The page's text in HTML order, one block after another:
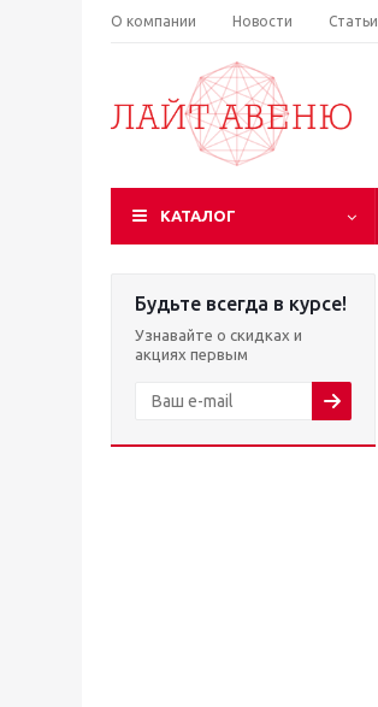
О компании Новости Статьи
КАТАЛОГ
Будьте всегда в курсе!
Узнавайте о скидках и
акциях первым